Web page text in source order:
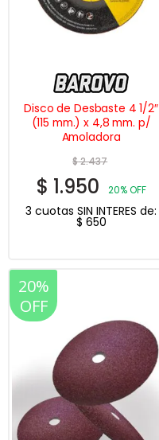
Disco de Desbaste 4 1/2″
(115 mm.) x 4,8 mm. p/
Amoladora
$2.437
$ 1.950 20% OFF
3 cuotas SIN INTERES de:
$ 650
20%
OFF